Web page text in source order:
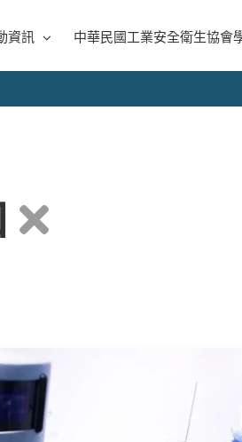
資訊 中華民國工業安全衛生協會